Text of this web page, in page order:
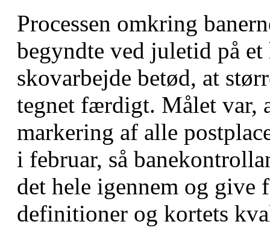
Processen omkring
begyndte ved juletid på
skovarbejde betød, at
tegnet færdigt. Målet var,
markering af alle
i februar, så
det hele igennem og give
definitioner og kortets